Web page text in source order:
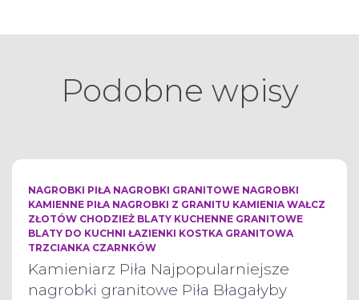
Podobne wpisy
NAGROBKI PIŁA NAGROBKI GRANITOWE NAGROBKI
KAMIENNE PIŁA NAGROBKI Z GRANITU KAMIENIA WAŁCZ
ZŁOTÓW CHODZIEŻ BLATY KUCHENNE GRANITOWE
BLATY DO KUCHNI ŁAZIENKI KOSTKA GRANITOWA
TRZCIANKA CZARNKÓW
Kamieniarz Piła Najpopularniejsze
nagrobki granitowe Piła Błagałyby